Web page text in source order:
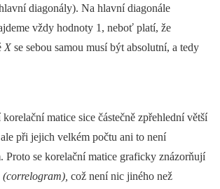
diagonály). Na hlavní diagonále
vždy hodnoty 1, neboť platí, že
X se sebou samou musí být absolutní, a tedy
matice sice částečně zpřehlední větší
při jejich velkém počtu ani to není
Proto se korelační matice graficky znázorňují
(cor­relogram), což není nic jiného než